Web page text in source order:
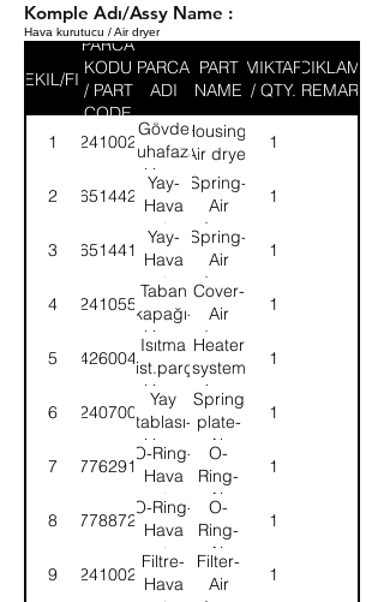
Komple Adı/Assy Name :
Hava kurutucu / Air dryer
SEKIL/FIG
PARCA
KODU
/ PART
CODE
PARCA
ADI
PART
NAME
MIKTAR
/ QTY.
ACIKLAMA
/ REMARK
1 4324100200
Gövde
muhafaza-
Hava
kurutucu
Housing-
Air dryer
1
2 8965144204
Yay-
Hava
kurutucu
Spring-
Air
dryer
1
3 8965144104
Yay-
Hava
kurutucu
Spring-
Air
dryer
1
4 4324105522
Taban
kapağı-
Hava
kurutucu
Cover-
Air
dryer
1
5 8942600402
Isıtma
sist.parç-
Hava
kurutucu
Heater
system
piece-
Air
dryer
1
6 4324070010
Yay
tablası-
Hava
kurutucu
Spring
plate-
Air
dryer
1
7 8977629104
O-Ring-
Hava
kurutucu
O-
Ring-
Air
dryer
1
8 8977887204
O-Ring-
Hava
kurutucu
O-
Ring-
Air
dryer
1
9 4324100202
Filtre-
Hava
Filter-
Air
1